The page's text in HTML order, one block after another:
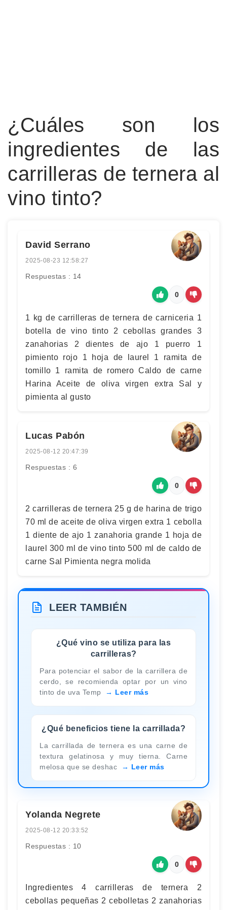
¿Cuáles son los
ingredientes de las
carrilleras de ternera al
vino tinto?
David Serrano
2025-08-23 12:58:27
Respuestas : 14
0
1 kg de carrilleras de ternera de carniceria 1
botella de vino tinto 2 cebollas grandes 3
zanahorias 2 dientes de ajo 1 puerro 1
pimiento rojo 1 hoja de laurel 1 ramita de
tomillo 1 ramita de romero Caldo de carne
Harina Aceite de oliva virgen extra Sal y
pimienta al gusto
Lucas Pabón
2025-08-12 20:47:39
Respuestas : 6
0
2 carrilleras de ternera 25 g de harina de trigo
70 ml de aceite de oliva virgen extra 1 cebolla
1 diente de ajo 1 zanahoria grande 1 hoja de
laurel 300 ml de vino tinto 500 ml de caldo de
carne Sal Pimienta negra molida
LEER TAMBIÉN
¿Qué vino se utiliza para las
carrilleras?
Para potenciar el sabor de la carrillera de
cerdo, se recomienda optar por un vino
tinto de uva Temp
Leer más
¿Qué beneficios tiene la carrillada?
La carrillada de ternera es una carne de
textura gelatinosa y muy tierna. Carne
melosa que se deshac
Leer más
Yolanda Negrete
2025-08-12 20:33:52
Respuestas : 10
0
Ingredientes 4 carrilleras de ternera 2
cebollas pequeñas 2 cebolletas 2 zanahorias